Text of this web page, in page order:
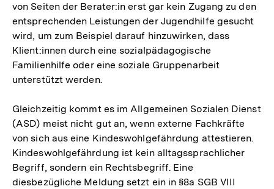
von Seiten der Berater:in erst gar kein Zugang zu den
entsprechenden Leistungen der Jugendhilfe gesucht
wird, um zum Beispiel darauf hinzuwirken, dass
Klient:innen durch eine sozialpädagogische
Familienhilfe oder eine soziale Gruppenarbeit
unterstützt werden.
Gleichzeitig kommt es im Allgemeinen Sozialen Dienst
(ASD) meist nicht gut an, wenn externe Fachkräfte
von sich aus eine Kindeswohlgefährdung attestieren.
Kindeswohlgefährdung ist kein alltagssprachlicher
Begriff, sondern ein Rechtsbegriff. Eine
diesbezügliche Meldung setzt ein in §8a SGB VIII